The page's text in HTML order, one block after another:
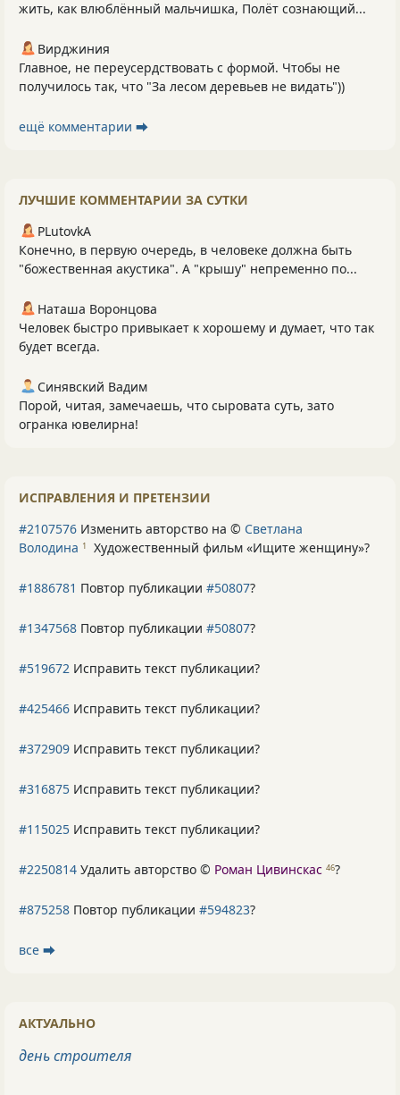
жить, как влюблённый мальчишка, Полёт сознающий...
Вирджиния
Главное, не переусердствовать с формой. Чтобы не
получилось так, что "За лесом деревьев не видать"))
ещё комментарии ⮕
ЛУЧШИЕ КОММЕНТАРИИ ЗА СУТКИ
PLutоvkА
Конечно, в первую очередь, в человеке должна быть
"божественная акустика". А "крышу" непременно по...
Наташа Воронцова
Человек быстро привыкает к хорошему и думает, что так
будет всегда.
Синявский Вадим
Порой, читая, замечаешь, что сыровата суть, зато
огранка ювелирна!
ИСПРАВЛЕНИЯ И ПРЕТЕНЗИИ
#2107576 Изменить авторство на © Светлана
Володина 1 Художественный фильм «Ищите женщину»?
#1886781 Повтор публикации #50807?
#1347568 Повтор публикации #50807?
#519672 Исправить текст публикации?
#425466 Исправить текст публикации?
#372909 Исправить текст публикации?
#316875 Исправить текст публикации?
#115025 Исправить текст публикации?
#2250814 Удалить авторство © Роман Цивинскас 46?
#875258 Повтор публикации #594823?
все ⮕
АКТУАЛЬНО
день строителя